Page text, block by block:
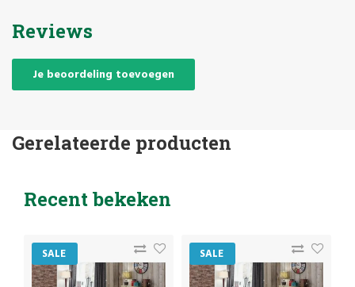
Reviews
Je beoordeling toevoegen
Gerelateerde producten
Recent bekeken
SALE SALE